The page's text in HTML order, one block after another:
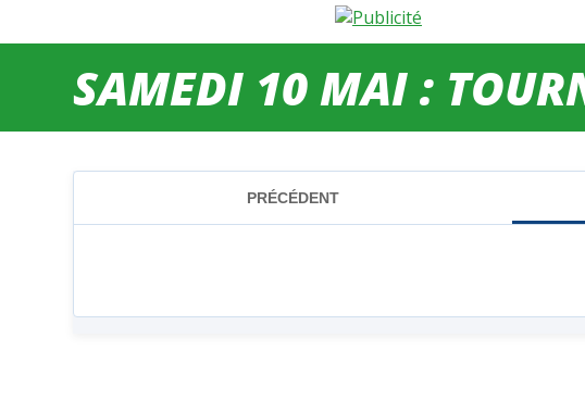
SAMEDI 10 MAI :